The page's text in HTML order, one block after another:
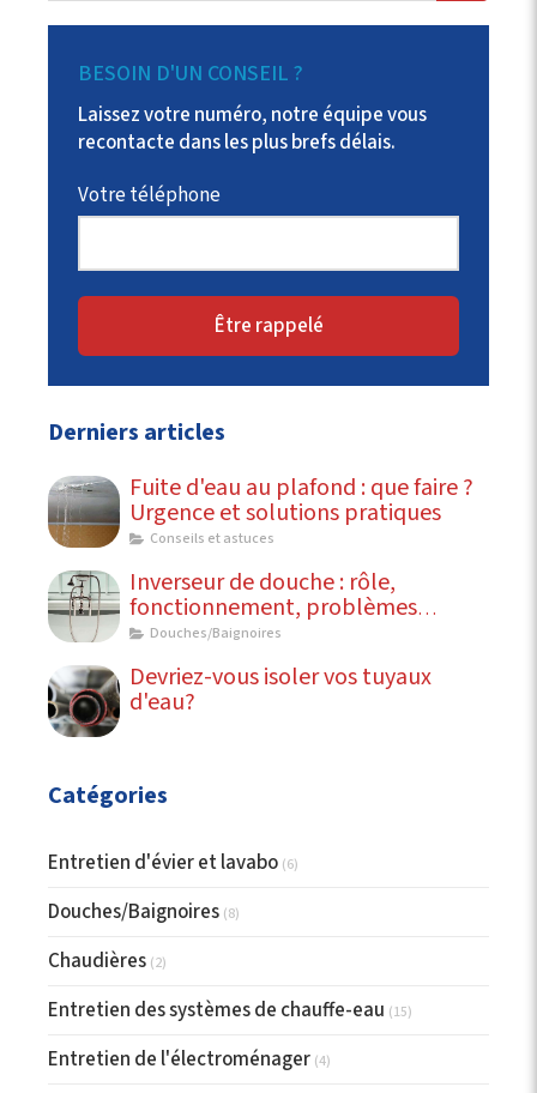
BESOIN D'UN CONSEIL ?
Laissez votre numéro, notre équipe vous
recontacte dans les plus brefs délais.
Votre téléphone
Être rappelé
Derniers articles
Fuite d'eau au plafond : que faire ?
Urgence et solutions pratiques
Conseils et astuces
Inverseur de douche : rôle,
fonctionnement, problèmes
courants
Douches/Baignoires
Devriez-vous isoler vos tuyaux
d'eau?
Catégories
Entretien d'évier et lavabo (6)
Douches/Baignoires (8)
Chaudières (2)
Entretien des systèmes de chauffe-eau (15)
Entretien de l'électroménager (4)